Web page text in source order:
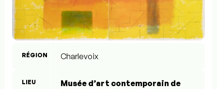
RÉGION Charlevoix
LIEU
Musée d’art contemporain de